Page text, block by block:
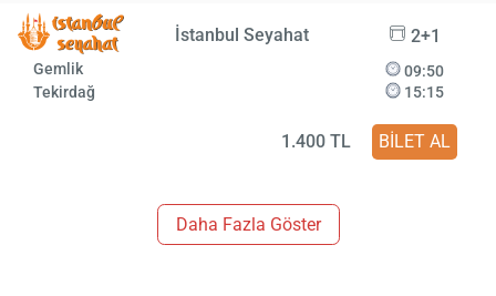
İstanbul Seyahat 2+1
Gemlik
Tekirdağ
09:50
15:15
1.400 TL BİLET AL
Daha Fazla Göster